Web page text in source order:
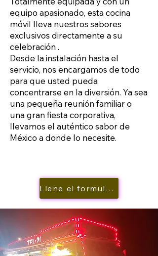
equipo apasionado, esta cocina
móvil lleva nuestros sabores
exclusivos directamente a su
celebración.
Desde la instalación hasta el
servicio, nos encargamos de todo
para que usted pueda
concentrarse en la diversión. Ya sea
una pequeña reunión familiar o
una gran fiesta corporativa,
llevamos el auténtico sabor de
México a donde lo necesite.
Llene el formulario